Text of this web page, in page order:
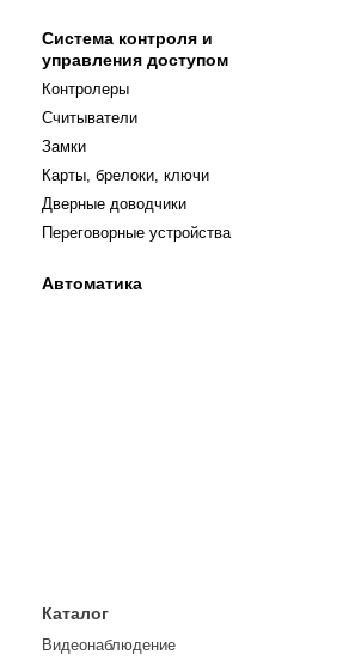
Система контроля и
управления доступом
Контролеры
Считыватели
Замки
Карты, брелоки, ключи
Дверные доводчики
Переговорные устройства
Автоматика
Каталог
Видеонаблюдение